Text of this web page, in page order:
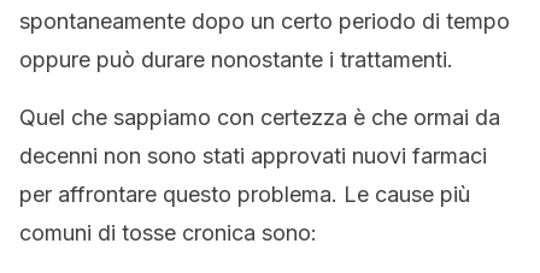
spontaneamente dopo un certo periodo di tempo
oppure può durare nonostante i trattamenti.
Quel che sappiamo con certezza è che ormai da
decenni non sono stati approvati nuovi farmaci
per affrontare questo problema. Le cause più
comuni di tosse cronica sono: